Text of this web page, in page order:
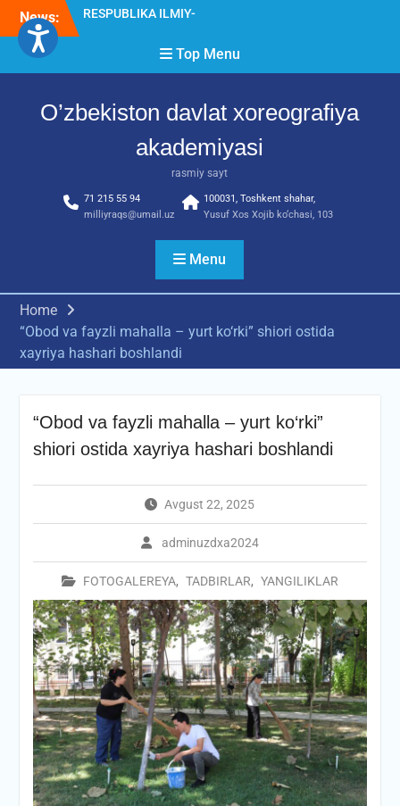
Skip
content
News:
Diqqat e’lon!
2026” tadbiri bo‘lib o‘tdi
RESPUBLIKA ILMIY-
Top Menu
O’zbekiston davlat xoreografiya
akademiyasi
rasmiy sayt
71 215 55 94
milliyraqs@umail.uz
100031, Toshkent shahar,
Yusuf Xos Xojib ko‘chasi, 103
Menu
Home
“Obod va fayzli mahalla – yurt ko‘rki” shiori ostida
xayriya hashari boshlandi
“Obod va fayzli mahalla – yurt ko‘rki”
shiori ostida xayriya hashari boshlandi
Avgust 22, 2025
adminuzdxa2024
FOTOGALEREYA, TADBIRLAR, YANGILIKLAR